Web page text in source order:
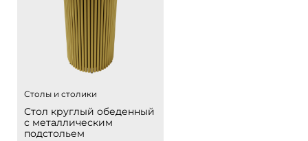
Столы и столики
Стол круглый обеденный
с металлическим
подстольем